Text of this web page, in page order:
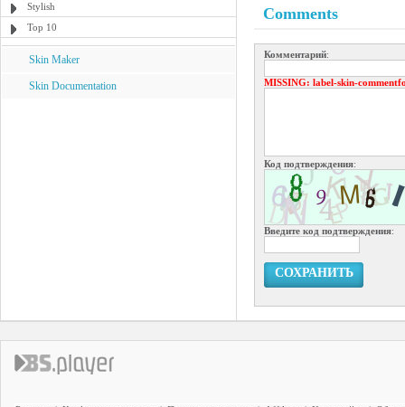
Stylish
Top 10
Skin Maker
Skin Documentation
Comments
Комментарий:
MISSING: label-skin-
Код подтверждения:
Введите код подтверждения:
СОХРАНИТЬ